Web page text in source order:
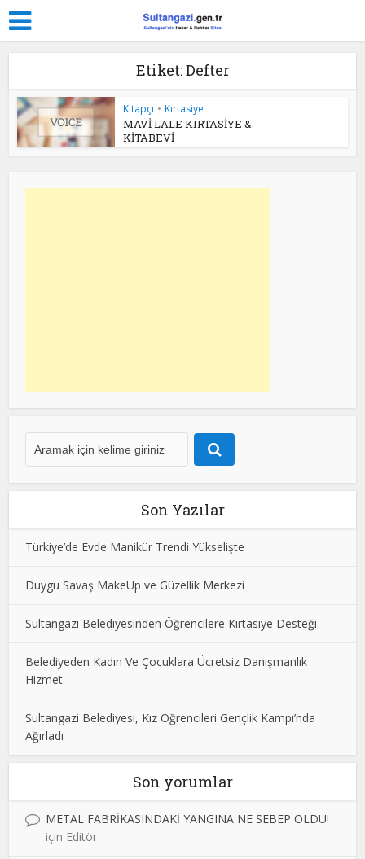
Etiket: Defter
Kitapçı • Kırtasiye
MAVİ LALE KIRTASİYE &
KİTABEVİ
Son Yazılar
Türkiye’de Evde Manikür Trendi Yükselişte
Duygu Savaş MakeUp ve Güzellik Merkezi
Sultangazi Belediyesinden Öğrencilere Kırtasiye Desteği
Belediyeden Kadın Ve Çocuklara Ücretsiz Danışmanlık
Hizmet
Sultangazi Belediyesi, Kız Öğrencileri Gençlik Kampı’nda
Ağırladı
Son yorumlar
METAL FABRİKASINDAKİ YANGINA NE SEBEP OLDU!
için Editör